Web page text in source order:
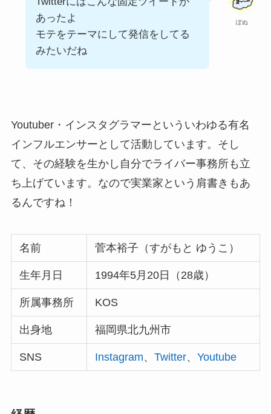
ぽぬ
あったよ
モテをテーマにして発信をしてる
みたいだね
Youtuber・インスタグラマーといういわゆる有名
インフルエンサーとして活動しています。そし
て、その経験を生かし自分でライバー事務所も立
ち上げています。なので実業家という肩書きもあ
るんですね！
名前 菅本裕子（すがもと ゆうこ）
生年月日 1994年5月20日（28歳）
所属事務所 KOS
出身地 福岡県北九州市
SNS Instagram、Twitter、Youtube